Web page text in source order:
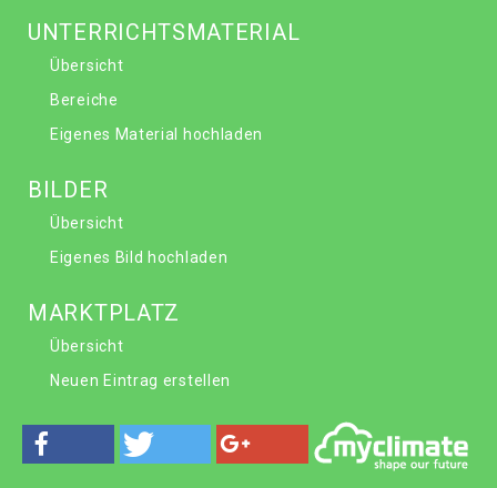
UNTERRICHTSMATERIAL
Übersicht
Bereiche
Eigenes Material hochladen
BILDER
Übersicht
Eigenes Bild hochladen
MARKTPLATZ
Übersicht
Neuen Eintrag erstellen